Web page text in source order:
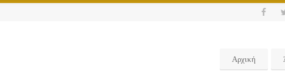
Αρχική